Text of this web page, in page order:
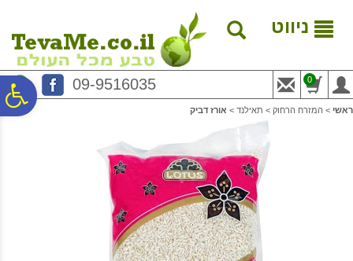
נגישות
המרכזי
ניווט
09-9516035 0
ראשי > המזרח הרחוק > תאילנד > אורז דביק